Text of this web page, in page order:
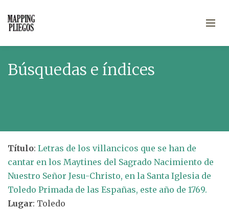
Búsquedas e índices
Título: Letras de los villancicos que se han de
cantar en los Maytines del Sagrado Nacimiento de
Nuestro Señor Jesu-Christo, en la Santa Iglesia de
Toledo Primada de las Españas, este año de 1769.
Lugar: Toledo